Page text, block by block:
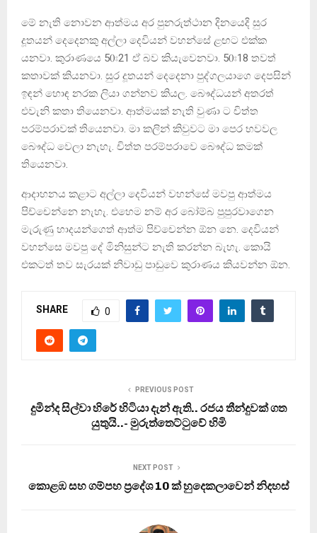
මේ නැති නොවන ආත්මය අර පුනරුත්ථාන දිනයෙදි සුර
දූතයන් දෙදෙනකු අල්ලා දෙවියන් වහන්සේ ළඟට එක්ක
යනවා. කුරාණයෙ 50ඃ21 ඒ බව කියැවෙනවා. 50ඃ18 තවත්
කතාවක් කියනවා. සුර දූතයන් දෙදෙනා පුද්ගලයාගෙ දෙපසින්
ඉඳන් හොඳ නරක ලියා ගන්නව කියල. බෞද්ධයන් අතරත්
එවැනි කතා තියෙනවා. ආත්මයක් නැති වුණා ට චිත්ත
පරම්පරාවක් තියෙනවා. මා කලින් කිවුවට මා පෙර භවවල
බෞද්ධ වෙලා නැහැ. චිත්ත පරම්පරාවෙ බෞද්ධ කමක්
තියෙනවා.
ආදාහනය කළාට අල්ලා දෙවියන් වහන්සේ මවපු ආත්මය
පිච්චෙන්නෙ නැහැ. එහෙම නම් අර බෝම්බ පුපුරවාගෙන
මැරුණු හාදයන්ගෙත් ආත්ම පිච්චෙන්න ඕන නෙ. දෙවියන්
වහන්සෙ මවපු දේ මිනිසුන්ට නැති කරන්න බැහැ. කොයි
එකටත් තව සැරයක් නිවාඩු පාඩුවෙ කුරාණය කියවන්න ඕන.
SHARE 0
PREVIOUS POST
දුමින්ද සිල්වා හිරේ හිටියා දැන් ඇති.. රජය තීන්දුවක් ගත
යුතුයි..- මුරුත්තෙට්ටුවේ හිමි
NEXT POST
කොළඹ සහ ගම්පහ ප‍්‍රදේශ 10 ක් හුදෙකලාවෙන් නිදහස්